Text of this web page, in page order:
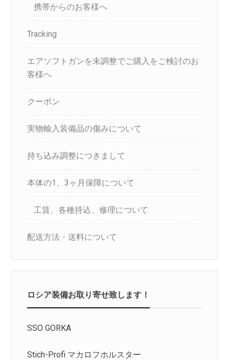
携帯からのお客様へ
Tracking
エアソフトガンを未調整でご購入をご検討のお
客様へ
クーポン
実物輸入装備品の傷みについて
持ち込み調整につきまして
本体の1、3ヶ月保障について
工賃、各種持込、修理について
配送方法・送料について
ロシア装備お取り寄せ致します！
SSO GORKA
Stich-Profi マカロフホルスター